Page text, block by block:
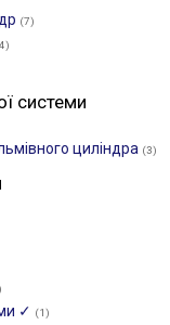
(7)
системи
циліндра (3)
✓ (1)